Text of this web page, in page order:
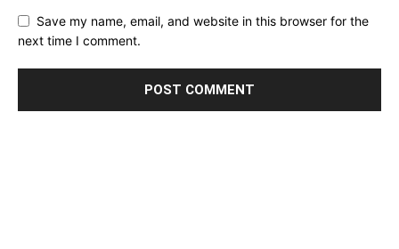
Save my name, email, and website in this browser for the
next time I comment.